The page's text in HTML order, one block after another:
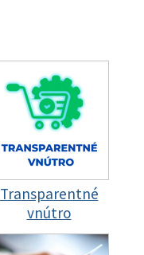
Transparentné
vnútro